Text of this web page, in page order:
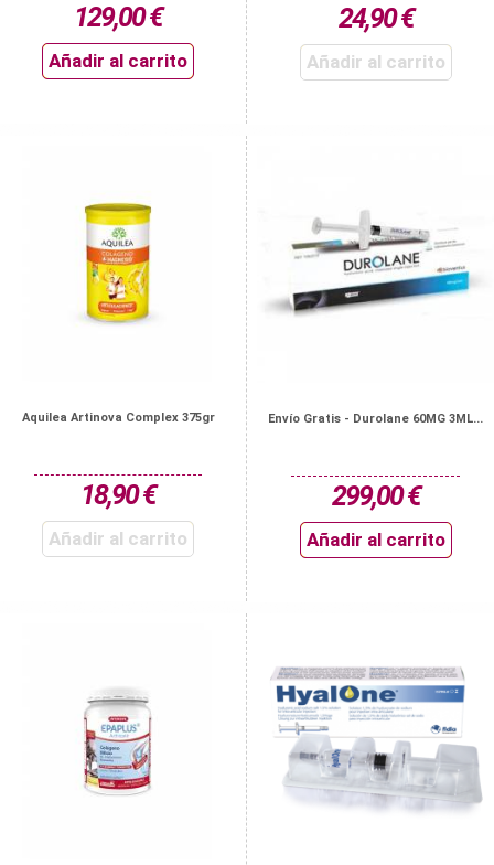
129,00 €
Añadir al carrito
24,90 €
Añadir al carrito
Aquilea Artinova Complex 375gr
18,90 €
Añadir al carrito
Envío Gratis - Durolane 60MG 3ML...
299,00 €
Añadir al carrito